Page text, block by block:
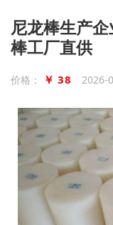
尼龙棒生产
棒工厂直供
价格： ￥ 38 2026-